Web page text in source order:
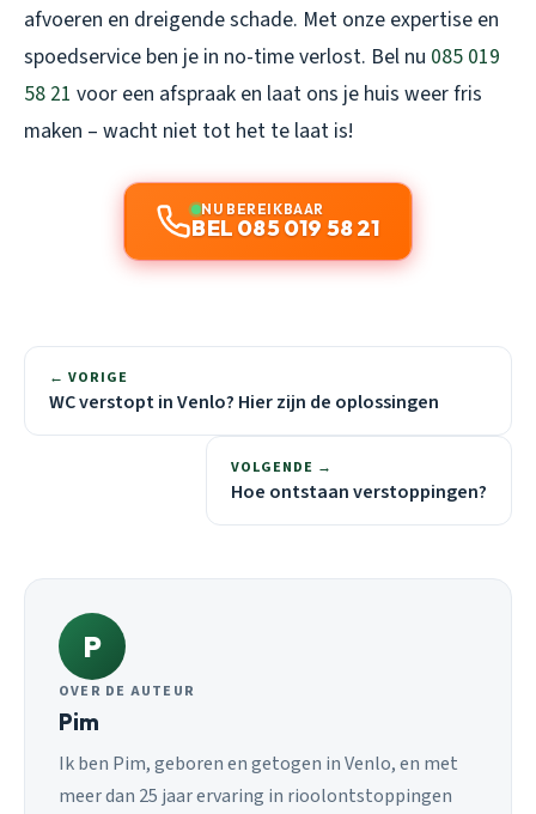
afvoeren en dreigende schade. Met onze expertise en
spoedservice ben je in no-time verlost. Bel nu 085 019
58 21 voor een afspraak en laat ons je huis weer fris
maken – wacht niet tot het te laat is!
NU BEREIKBAAR
BEL 085 019 58 21
← VORIGE
WC verstopt in Venlo? Hier zijn de oplossingen
VOLGENDE →
Hoe ontstaan verstoppingen?
P
OVER DE AUTEUR
Pim
Ik ben Pim, geboren en getogen in Venlo, en met
meer dan 25 jaar ervaring in rioolontstoppingen